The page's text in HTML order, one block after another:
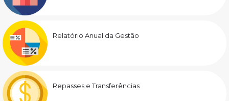
Relatório Anual da Gestão
Repasses e Transferências